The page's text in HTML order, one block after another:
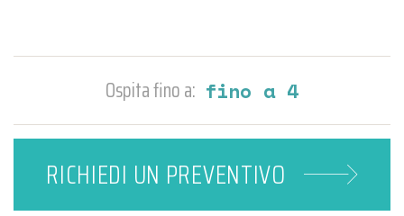
Ospita fino a: fino a 4
RICHIEDI UN PREVENTIVO